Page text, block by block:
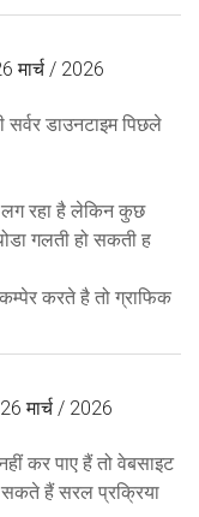
मार्च / 2026
सर्वर डाउनटाइम पिछले
रहा है लेकिन कुछ
गलती हो सकती ह
करते है तो ग्राफिक
26 मार्च / 2026
कर पाए हैं तो वेबसाइट
हैं सरल प्रक्रिया